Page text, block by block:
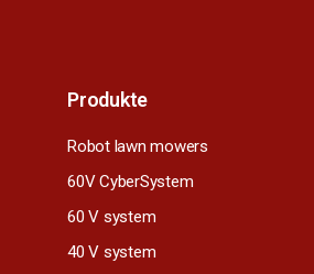
Produkte
Robot lawn mowers
60V CyberSystem
60 V system
40 V system